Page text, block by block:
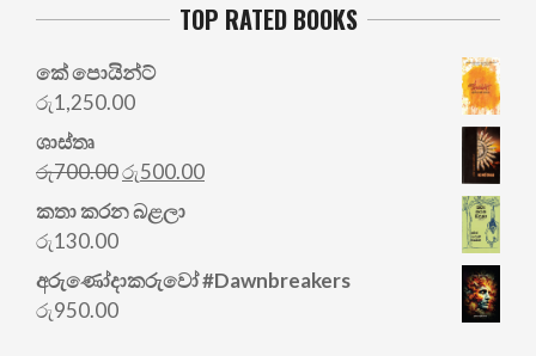
TOP RATED BOOKS
කේ පොයින්ට්
රු1,250.00
ශාස්තෘ
රු700.00Original
price
was:
රු500.00Current
කතා කරන බළලා
රු130.00
අරු‍ණෝදාකරුවෝ #Dawnbreakers
රු950.00